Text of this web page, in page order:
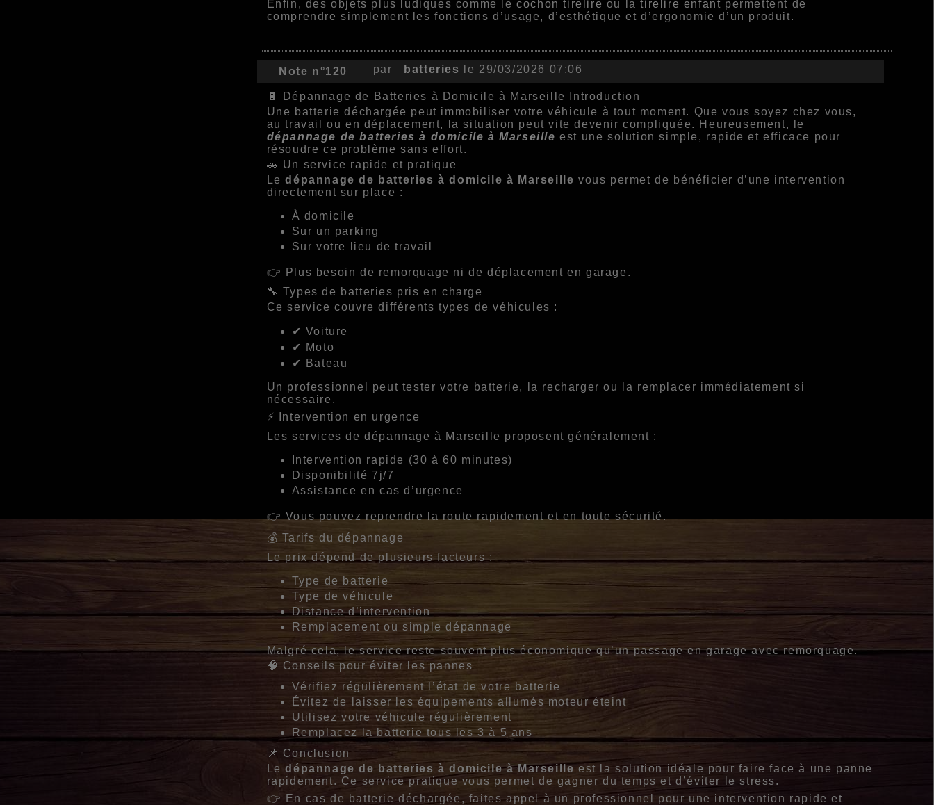
Enfin, des objets plus ludiques comme lecochon tirelire ou latirelire enfant permettent de
comprendre simplement les fonctions d’usage, d’esthétique et d’ergonomie d’un produit.
Note n°120 par batteries le 29/03/2026 07:06
🔋 Dépannage de Batteries à Domicile à Marseille Introduction
Une batterie déchargée peut immobiliser votre véhicule à tout moment. Que vous soyez chez vous,
au travail ou en déplacement, la situation peut vite devenir compliquée. Heureusement, le
dépannage de batteries à domicile à Marseille est une solution simple, rapide et efficace pour
résoudre ce problème sans effort.
🚗 Un service rapide et pratique
Ledépannage de batteries à domicile à Marseille vous permet de bénéficier d’une intervention
directement sur place :
À domicile
Sur un parking
Sur votre lieu de travail
👉 Plus besoin de remorquage ni de déplacement en garage.
🔧 Types de batteries pris en charge
Ce service couvre différents types de véhicules :
✔ Voiture
✔ Moto
✔ Bateau
Un professionnel peut tester votre batterie, la recharger ou la remplacer immédiatement si
nécessaire.
⚡ Intervention en urgence
Les services de dépannage à Marseille proposent généralement :
Intervention rapide (30 à 60 minutes)
Disponibilité 7j/7
Assistance en cas d’urgence
👉 Vous pouvez reprendre la route rapidement et en toute sécurité.
💰 Tarifs du dépannage
Le prix dépend de plusieurs facteurs :
Type de batterie
Type de véhicule
Distance d’intervention
Remplacement ou simple dépannage
Malgré cela, le service reste souvent plus économique qu’un passage en garage avec remorquage.
🧠 Conseils pour éviter les pannes
Vérifiez régulièrement l’état de votre batterie
Évitez de laisser les équipements allumés moteur éteint
Utilisez votre véhicule régulièrement
Remplacez la batterie tous les 3 à 5 ans
📌 Conclusion
Ledépannage de batteries à domicile à Marseille est la solution idéale pour faire face à une panne
rapidement. Ce service pratique vous permet de gagner du temps et d’éviter le stress.
👉 En cas de batterie déchargée, faites appel à un professionnel pour une intervention rapide et